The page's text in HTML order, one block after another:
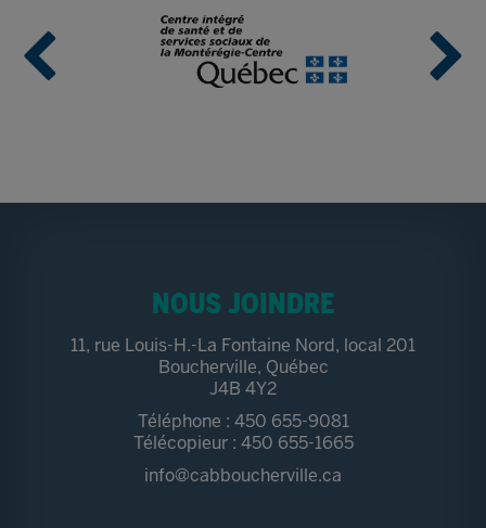
NOUS JOINDRE
11, rue Louis-H.-La Fontaine Nord, local 201
Boucherville, Québec
J4B 4Y2
Téléphone : 450 655-9081
Télécopieur : 450 655-1665
info@cabboucherville.ca